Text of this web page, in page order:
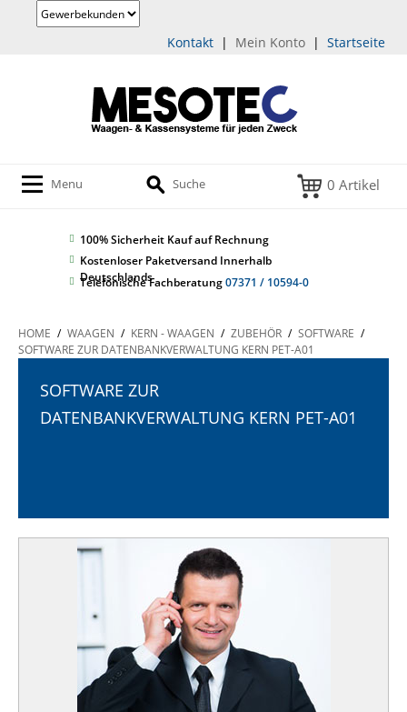
Startseite
|
Mein Konto
|
Kontakt
Menu Suche 0 Artikel
100% Sicherheit Kauf auf Rechnung
Kostenloser Paketversand Innerhalb
Deutschlands
Telefonische Fachberatung07371 / 10594-0
HOME / WAAGEN / KERN - WAAGEN / ZUBEHÖR / SOFTWARE /
SOFTWARE ZUR DATENBANKVERWALTUNG KERN PET-A01
SOFTWARE ZUR
DATENBANKVERWALTUNG KERN PET-A01